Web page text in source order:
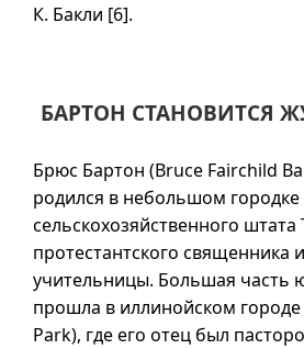
К. Бакли [6].
БАРТОН СТАНОВИТСЯ
Брюс Бартон (Bruce Fairchild
родился в небольшом
сельскохозяйственного
протестантского священника
учительницы. Большая часть
прошла в иллинойском
Park), где его отец был